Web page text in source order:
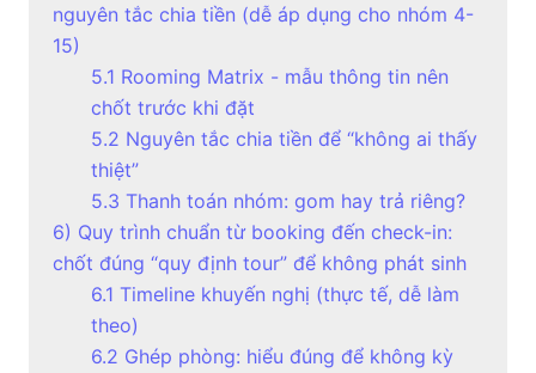
nguyên tắc chia tiền (dễ áp dụng cho nhóm 4-
15)
5.1 Rooming Matrix - mẫu thông tin nên
chốt trước khi đặt
5.2 Nguyên tắc chia tiền để “không ai thấy
thiệt”
5.3 Thanh toán nhóm: gom hay trả riêng?
6) Quy trình chuẩn từ booking đến check-in:
chốt đúng “quy định tour” để không phát sinh
6.1 Timeline khuyến nghị (thực tế, dễ làm
theo)
6.2 Ghép phòng: hiểu đúng để không kỳ